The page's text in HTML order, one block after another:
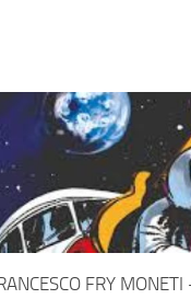
FRY